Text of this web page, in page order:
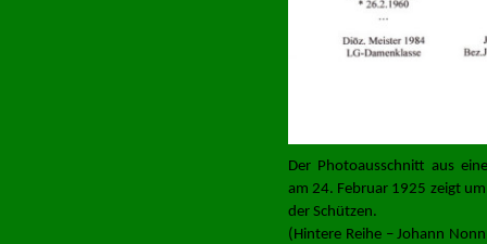
Der Photoausschnitt aus
am 24. Februar 1925 zeigt
der Schützen.
(Hintere Reihe – Johann